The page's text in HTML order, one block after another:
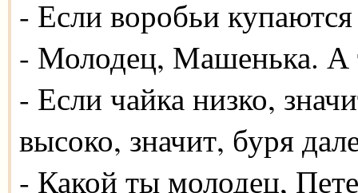
- Если воробьи
- Молодец, Машенька. А
- Если чайка низко,
высоко, значит, буря
- Какой ты молодец,